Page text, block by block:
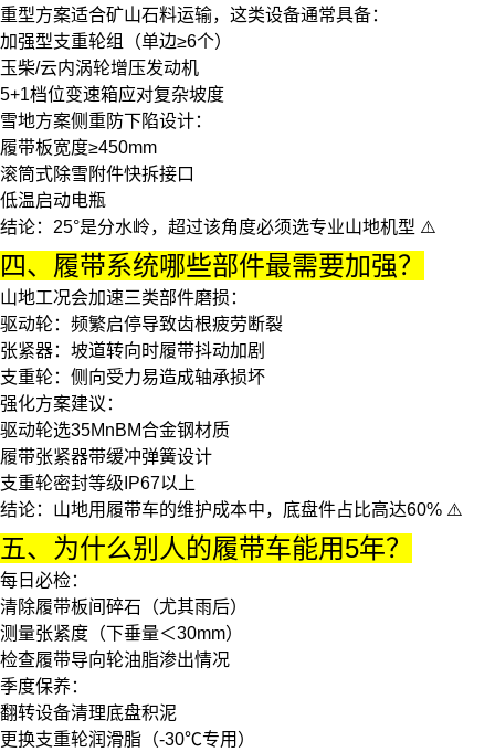
重型方案适合矿山石料运输，这类设备通常具备：
加强型支重轮组（单边≥6个）
玉柴/云内涡轮增压发动机
5+1档位变速箱应对复杂坡度
雪地方案侧重防下陷设计：
履带板宽度≥450mm
滚筒式除雪附件快拆接口
低温启动电瓶
结论：25°是分水岭，超过该角度必须选专业山地机型 ⚠️
四、履带系统哪些部件最需要加强？
山地工况会加速三类部件磨损：
驱动轮：频繁启停导致齿根疲劳断裂
张紧器：坡道转向时履带抖动加剧
支重轮：侧向受力易造成轴承损坏
强化方案建议：
驱动轮选35MnBM合金钢材质
履带张紧器带缓冲弹簧设计
支重轮密封等级IP67以上
结论：山地用履带车的维护成本中，底盘件占比高达60% ⚠️
五、为什么别人的履带车能用5年？
每日必检：
清除履带板间碎石（尤其雨后）
测量张紧度（下垂量＜30mm）
检查履带导向轮油脂渗出情况
季度保养：
翻转设备清理底盘积泥
更换支重轮润滑脂（-30℃专用）